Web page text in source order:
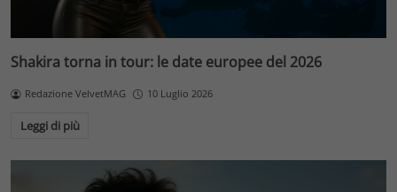
Shakira torna in tour: le date europee del 2026
Redazione VelvetMAG 10 Luglio 2026
Leggi di più